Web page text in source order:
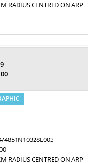
RADIUS CENTRED ON ARP
4851N10328E003
RADIUS CENTRED ON ARP